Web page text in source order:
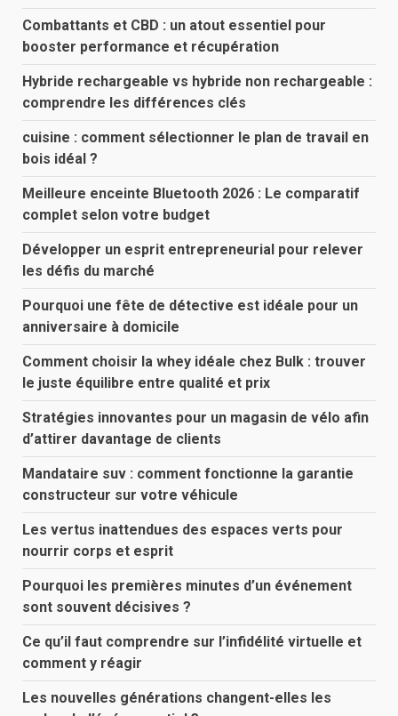
Combattants et CBD : un atout essentiel pour
booster performance et récupération
Hybride rechargeable vs hybride non rechargeable :
comprendre les différences clés
cuisine : comment sélectionner le plan de travail en
bois idéal ?
Meilleure enceinte Bluetooth 2026 : Le comparatif
complet selon votre budget
Développer un esprit entrepreneurial pour relever
les défis du marché
Pourquoi une fête de détective est idéale pour un
anniversaire à domicile
Comment choisir la whey idéale chez Bulk : trouver
le juste équilibre entre qualité et prix
Stratégies innovantes pour un magasin de vélo afin
d’attirer davantage de clients
Mandataire suv : comment fonctionne la garantie
constructeur sur votre véhicule
Les vertus inattendues des espaces verts pour
nourrir corps et esprit
Pourquoi les premières minutes d’un événement
sont souvent décisives ?
Ce qu’il faut comprendre sur l’infidélité virtuelle et
comment y réagir
Les nouvelles générations changent-elles les